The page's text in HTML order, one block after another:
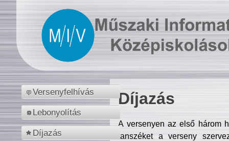
Versenyfelhívás
Lebonyolítás
Díjazás
Díjazás
A versenyen az első három
tanszéket a verseny